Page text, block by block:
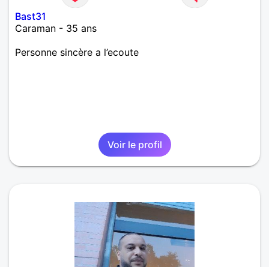
Bast31
Caraman - 35 ans
Personne sincère a l’ecoute
Voir le profil